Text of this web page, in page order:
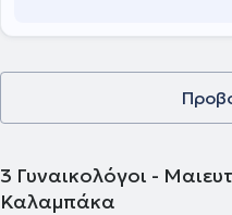
3 Γυναικολόγοι -
Καλαμπάκα